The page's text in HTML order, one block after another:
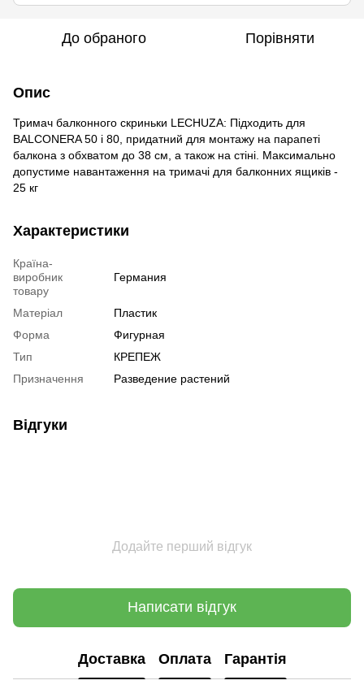
До обраного Порівняти
Опис
Тримач балконного скриньки LECHUZA: Підходить для
BALCONERA 50 і 80, придатний для монтажу на парапеті
балкона з обхватом до 38 см, а також на стіні. Максимально
допустиме навантаження на тримачі для балконних ящиків -
25 кг
Характеристики
Країна-
виробник
товару
Германия
Матеріал
Пластик
Форма
Фигурная
Тип
КРЕПЕЖ
Призначення
Разведение растений
Відгуки
Додайте перший відгук
Написати відгук
Доставка Оплата Гарантія